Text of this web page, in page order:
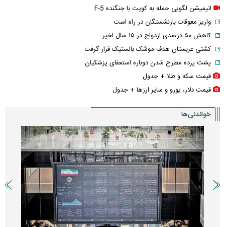
انیمیشن لگویی حمله به کویت با جنگنده F-5
واریز معوقات بازنشستگان در راه است
کاهش ۵۰ درصدی ازدواج در ۱۵ سال اخیر
کشتی عربستان هدف موشک بالستیک قرار گرفت
پشت پرده مطرح شدن دوباره استعفای پزشکیان
قیمت سکه و طلا + جدول
قیمت دلار، یورو و سایر ارز‌ها + جدول
خواندنی‌ها